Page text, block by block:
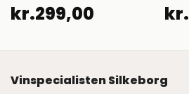
kr.299,00 kr.
Vinspecialisten Silkeborg